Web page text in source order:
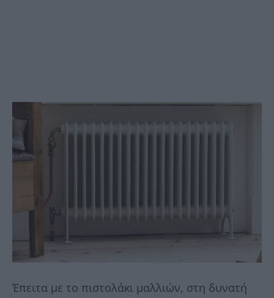
Έπειτα με το πιστολάκι μαλλιών, στη δυνατή